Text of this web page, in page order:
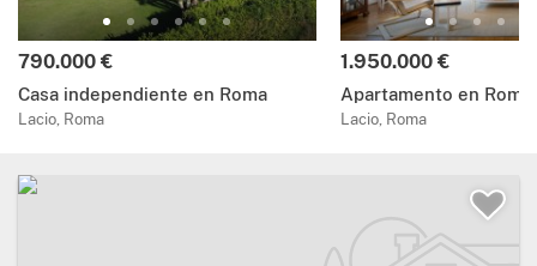
790.000 €
Casa independiente en Roma
Lacio, Roma
1.950.000 €
Apartamento en Roma
Lacio, Roma